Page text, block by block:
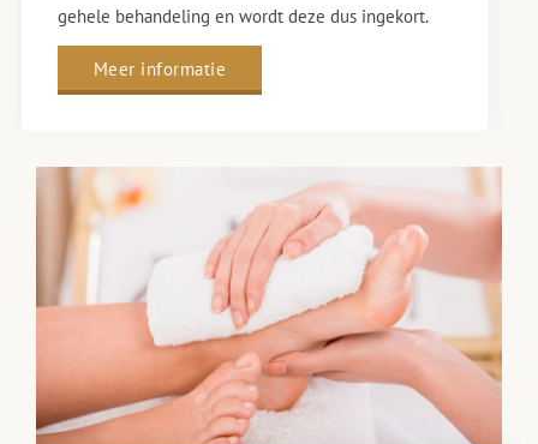
gehele behandeling en wordt deze dus ingekort.
Meer informatie